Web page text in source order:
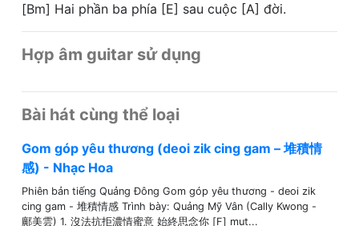
[Bm] Hai phần ba phía [E] sau cuộc [A] đời.
Hợp âm guitar sử dụng
Bài hát cùng thể loại
Gom góp yêu thương (deoi zik cing gam – 堆積情
感) - Nhạc Hoa
Phiên bản tiếng Quảng Đông Gom góp yêu thương - deoi zik
cing gam - 堆積情感 Trình bày: Quảng Mỹ Vân (Cally Kwong -
鄺美雲) 1. 沒法抗拒濃情蜜意 始終思念你 [F] mut...